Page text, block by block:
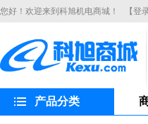
您好！欢迎来到科旭机电商城！ 【登
产品分类